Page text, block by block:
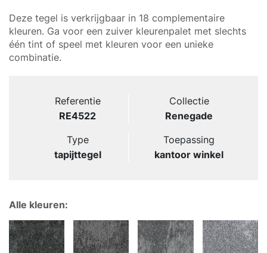
Deze tegel is verkrijgbaar in 18 complementaire
kleuren. Ga voor een zuiver kleurenpalet met slechts
één tint of speel met kleuren voor een unieke
combinatie.
Referentie
RE4522
Collectie
Renegade
Type
tapijttegel
Toepassing
kantoor winkel
Alle kleuren: